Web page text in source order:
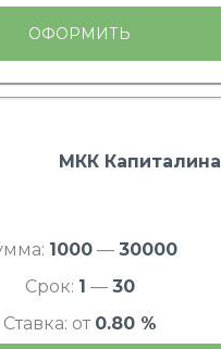
ОФОРМИТЬ
МКК Капиталина
1000 — 30000
Срок: 1 — 30
Ставка: от 0.80 %